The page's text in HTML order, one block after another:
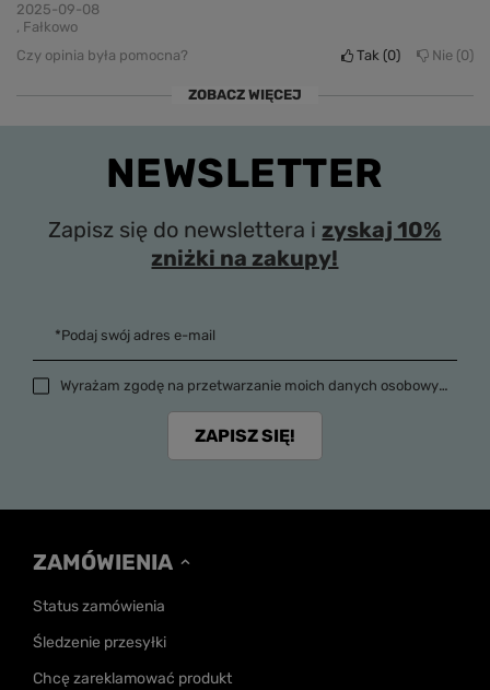
2025-09-08
, Fałkowo
Czy opinia była pomocna?
Tak 0 Nie 0
ZOBACZ WIĘCEJ
NEWSLETTER
Zapisz się do newslettera i zyskaj 10%
zniżki na zakupy!
*Podaj swój adres e-mail
Wyrażam zgodę na przetwarzanie moich danych osobowych (adres e-mail) na potrzeby wysyłki newslettera z informacją handlową (marketing). Więcej w
ZAPISZ SIĘ!
ZAMÓWIENIA
Status zamówienia
Śledzenie przesyłki
Chcę zareklamować produkt